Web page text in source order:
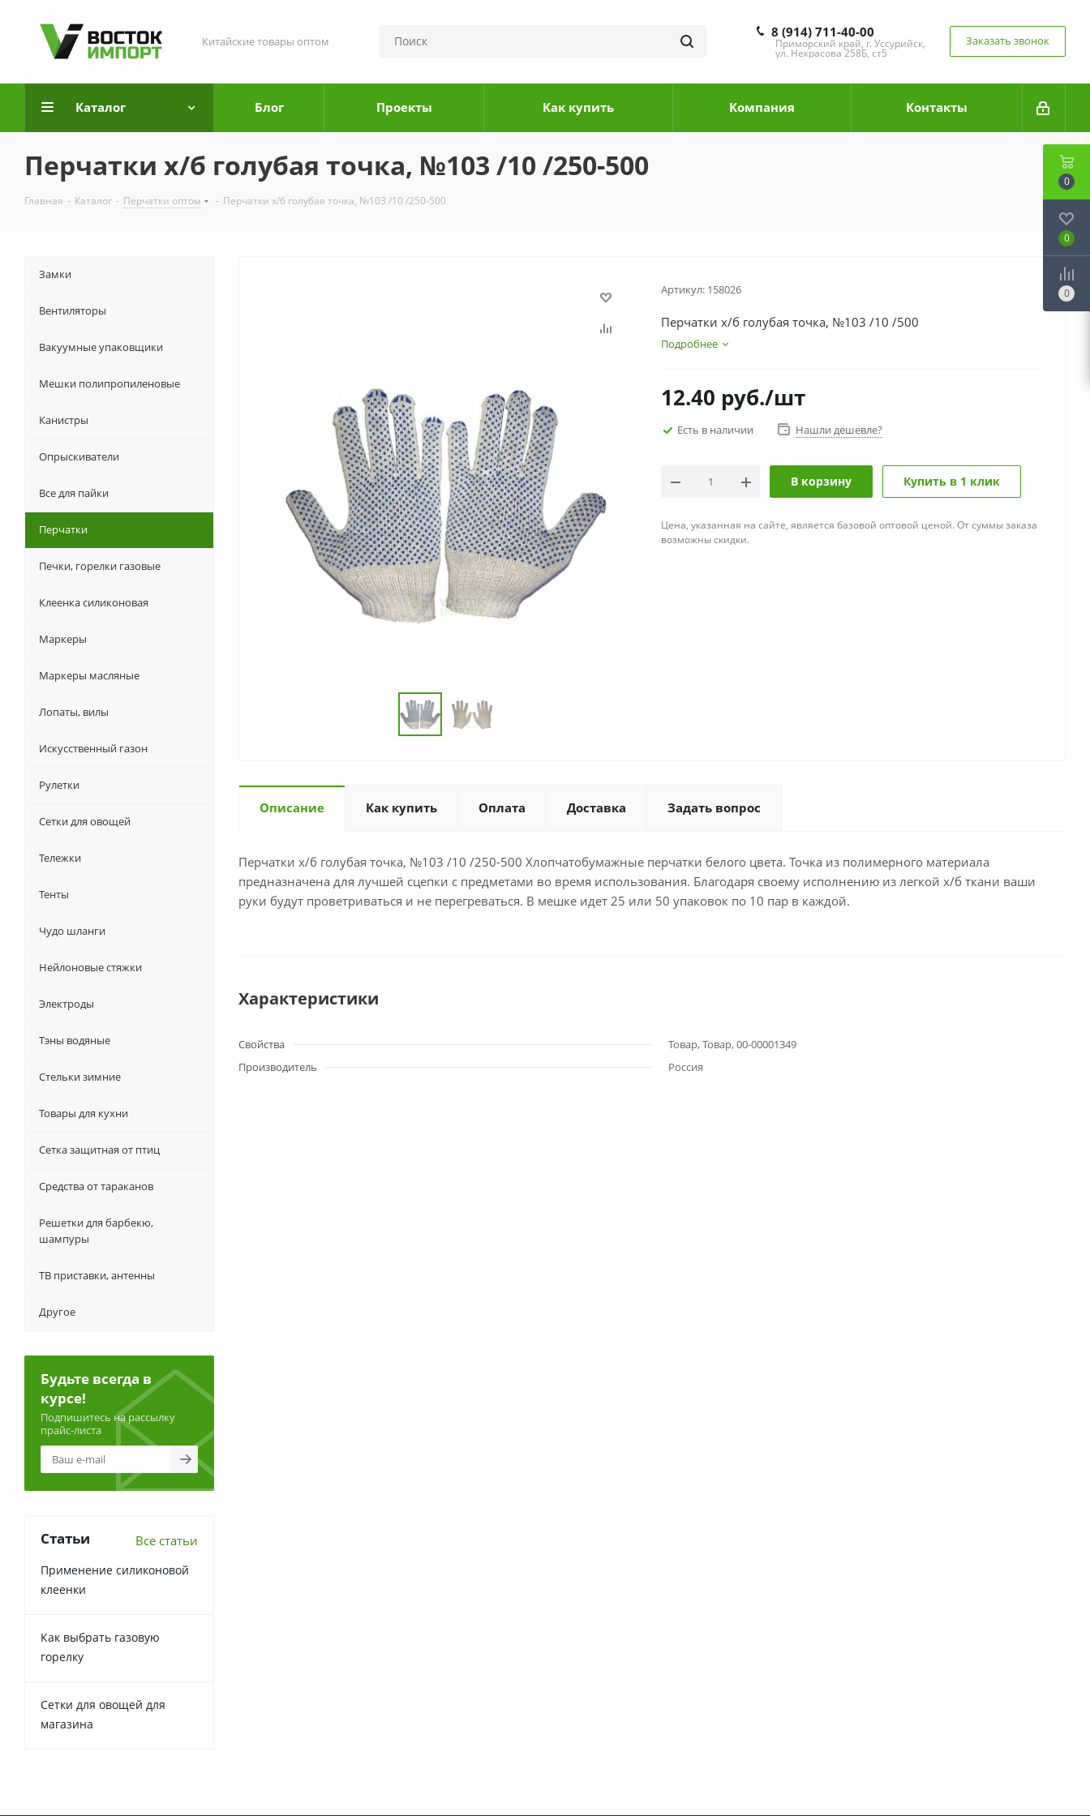
Китайские товары оптом
8 (914) 711-40-00
Приморский край, г. Уссурийск,
ул. Некрасова 258Б, ст5
Заказать звонок
Каталог Блог Проекты Как купить Компания Контакты
Перчатки х/б голубая точка, №103 /10 /250-500
Главная - Каталог - Перчатки оптом - Перчатки х/б голубая точка, №103 /10 /250-500
Артикул: 158026
Перчатки х/б голубая точка, №103 /10 /500
Подробнее
12.40 руб./шт
Есть в наличии Нашли дешевле?
В корзину Купить в 1 клик
Цена, указанная на сайте, является базовой оптовой ценой. От суммы заказа
возможны скидки.
Описание Как купить Оплата Доставка Задать вопрос
Перчатки х/б голубая точка, №103 /10 /250-500 Хлопчатобумажные перчатки белого цвета. Точка из полимерного материала
предназначена для лучшей сцепки с предметами во время использования. Благодаря своему исполнению из легкой х/б ткани ваши
руки будут проветриваться и не перегреваться. В мешке идет 25 или 50 упаковок по 10 пар в каждой.
Характеристики
Свойства
Товар, Товар, 00-00001349
Производитель
Россия
Замки
Вентиляторы
Вакуумные упаковщики
Мешки полипропиленовые
Канистры
Опрыскиватели
Все для пайки
Перчатки
Печки, горелки газовые
Клеенка силиконовая
Маркеры
Маркеры масляные
Лопаты, вилы
Искусственный газон
Рулетки
Сетки для овощей
Тележки
Тенты
Чудо шланги
Нейлоновые стяжки
Электроды
Тэны водяные
Стельки зимние
Товары для кухни
Сетка защитная от птиц
Средства от тараканов
Решетки для барбекю,
шампуры
ТВ приставки, антенны
Другое
Будьте всегда в
курсе!
Подпишитесь на рассылку
прайс-листа
Статьи Все статьи
Применение силиконовой
клеенки
Как выбрать газовую
горелку
Сетки для овощей для
магазина
0
0
0